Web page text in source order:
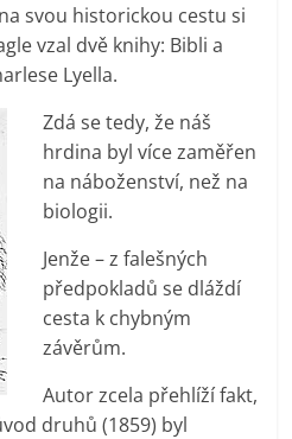
svou historickou cestu si
vzal dvě knihy: Bibli a
Lyella.
Zdá se tedy, že náš
hrdina byl více zaměřen
na náboženství, než na
biologii.
Jenže – z falešných
předpokladů se dláždí
cesta k chybným
závěrům.
Autor zcela přehlíží fakt,
druhů (1859) byl